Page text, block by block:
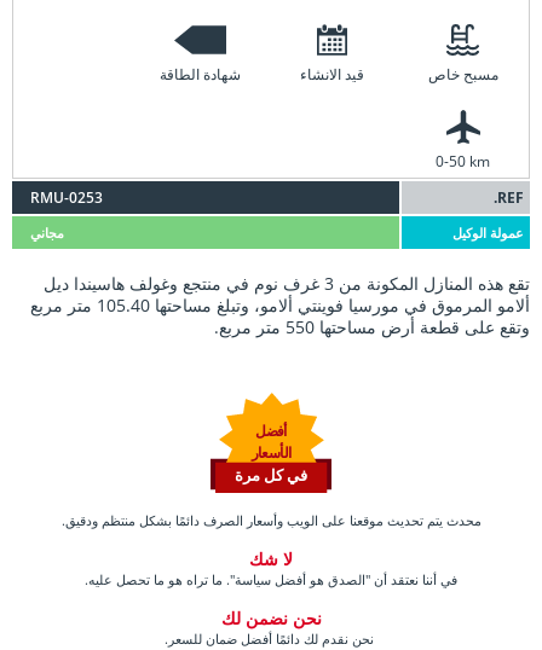
مسبح خاص قيد الانشاء شهادة الطاقة
0-50 km
REF.
RMU-0253
عمولة الوكيل مجاني
تقع هذه المنازل المكونة من 3 غرف نوم في منتجع وغولف هاسيندا ديل
ألامو المرموق في مورسيا فوينتي ألامو، وتبلغ مساحتها 105.40 متر مربع
وتقع على قطعة أرض مساحتها 550 متر مربع.
أفضل
الأسعار
في كل مرة
محدث يتم تحديث موقعنا على الويب وأسعار الصرف دائمًا بشكل منتظم ودقيق.
لا شك
في أننا نعتقد أن "الصدق هو أفضل سياسة". ما تراه هو ما تحصل عليه.
نحن نضمن لك
نحن نقدم لك دائمًا أفضل ضمان للسعر.